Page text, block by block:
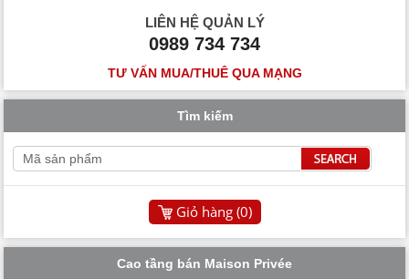
LIÊN HỆ QUẢN LÝ
0989 734 734
TƯ VẤN MUA/THUÊ QUA MẠNG
Tìm kiếm
Giỏ hàng (0)
Cao tầng bán Maison Privée